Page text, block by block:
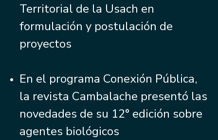
Territorial de la Usach en
formulación y postulación de
proyectos
En el programa Conexión Pública,
la revista Cambalache presentó las
novedades de su 12° edición sobre
agentes biológicos